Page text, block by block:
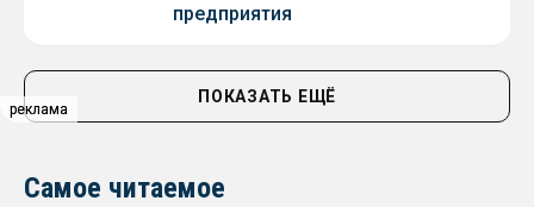
реклама
реклама
предприятия
ПОКАЗАТЬ ЕЩЁ
Самое читаемое